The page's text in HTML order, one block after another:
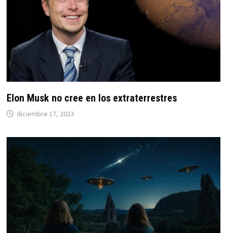
Elon Musk no cree en los extraterrestres
diciembre 17, 2023